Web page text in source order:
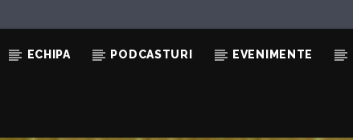
ECHIPA PODCASTURI EVENIMENTE